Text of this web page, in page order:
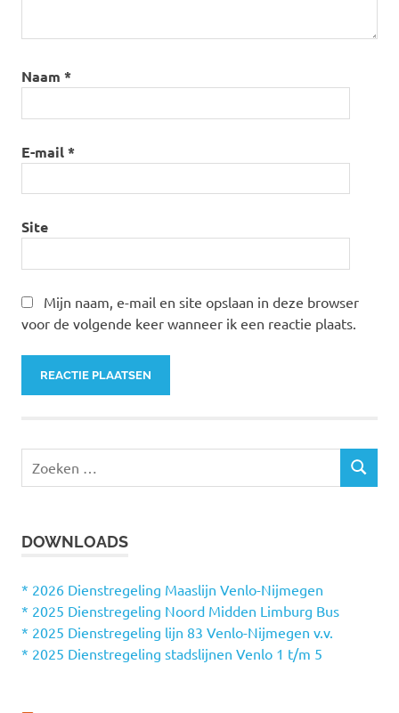
Naam *
E-mail*
Site
Mijn naam, e-mail en site opslaan in deze browser
voor de volgende keer wanneer ik een reactie plaats.
e
n
a
a
r
Z
DOWNLOADS
* 2026 Dienstregeling Maaslijn Venlo-Nijmegen
* 2025 Dienstregeling Noord Midden Limburg Bus
* 2025 Dienstregeling lijn 83 Venlo-Nijmegen v.v.
* 2025 Dienstregeling stadslijnen Venlo 1 t/m 5